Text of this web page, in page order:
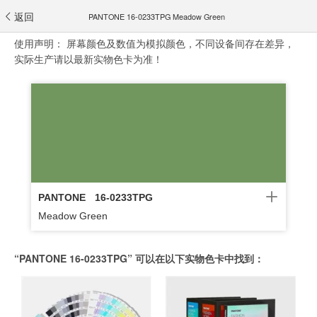
返回 PANTONE 16-0233TPG Meadow Green
使用声明： 屏幕颜色及数值为模拟颜色，不同设备间存在差异，
实际生产请以最新实物色卡为准！
PANTONE
16-0233TPG
Meadow Green
“PANTONE 16-0233TPG” 可以在以下实物色卡中找到：